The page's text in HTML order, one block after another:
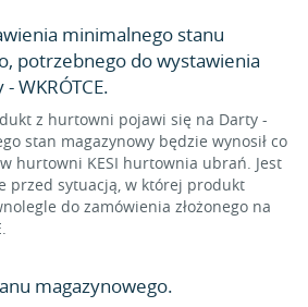
minimalnego stanu
potrzebnego do wystawienia
WKRÓTCE.
z hurtowni pojawi się na Darty -
stan magazynowy będzie wynosił co
hurtowni KESI hurtownia ubrań. Jest
przed sytuacją, w której produkt
do zamówienia złożonego na
magazynowego.